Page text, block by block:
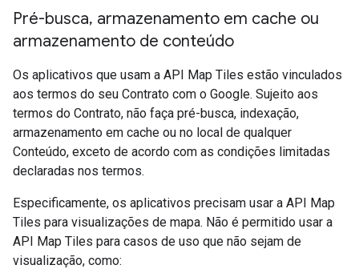
Pré-busca, armazenamento em cache ou
armazenamento de conteúdo
Os aplicativos que usam a API Map Tiles estão vinculados
aos termos do seu Contrato com o Google. Sujeito aos
termos do Contrato, não faça pré-busca, indexação,
armazenamento em cache ou no local de qualquer
Conteúdo, exceto de acordo com as condições limitadas
declaradas nos termos.
Especificamente, os aplicativos precisam usar a API Map
Tiles para visualizações de mapa. Não é permitido usar a
API Map Tiles para casos de uso que não sejam de
visualização, como: